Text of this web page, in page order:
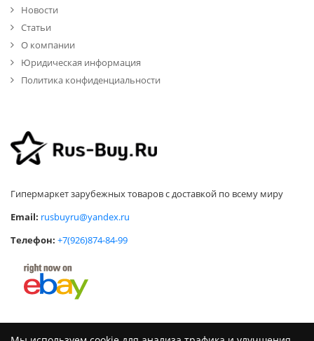
Новости
Статьи
О компании
Юридическая информация
Политика конфиденциальности
Гипермаркет зарубежных товаров с доставкой по всему миру
Email: rusbuyru@yandex.ru
Телефон: +7(926)874-84-99